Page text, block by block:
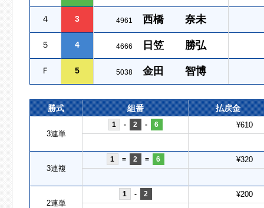
４ 3 4961 西橋 奈未
５ 4 4666 日笠 勝弘
Ｆ 5 5038 金田 智博
勝式 組番 払戻金
3連単
1 - 2 - 6 ¥610
3連複
1 = 2 = 6 ¥320
2連単
1 - 2 ¥200